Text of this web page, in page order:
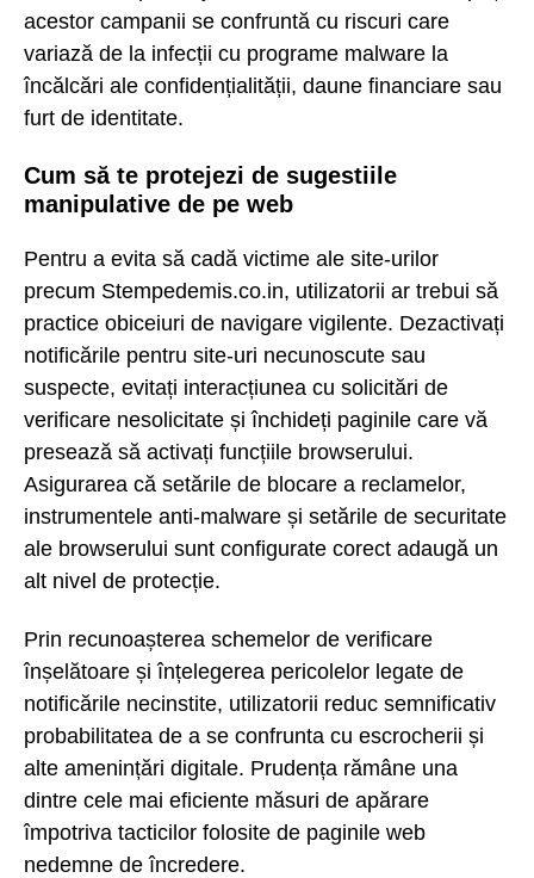
acestor campanii se confruntă cu riscuri care
variază de la infecții cu programe malware la
încălcări ale confidențialității, daune financiare sau
furt de identitate.
Cum să te protejezi de sugestiile
manipulative de pe web
Pentru a evita să cadă victime ale site-urilor
precum Stempedemis.co.in, utilizatorii ar trebui să
practice obiceiuri de navigare vigilente. Dezactivați
notificările pentru site-uri necunoscute sau
suspecte, evitați interacțiunea cu solicitări de
verificare nesolicitate și închideți paginile care vă
presează să activați funcțiile browserului.
Asigurarea că setările de blocare a reclamelor,
instrumentele anti-malware și setările de securitate
ale browserului sunt configurate corect adaugă un
alt nivel de protecție.
Prin recunoașterea schemelor de verificare
înșelătoare și înțelegerea pericolelor legate de
notificările necinstite, utilizatorii reduc semnificativ
probabilitatea de a se confrunta cu escrocherii și
alte amenințări digitale. Prudența rămâne una
dintre cele mai eficiente măsuri de apărare
împotriva tacticilor folosite de paginile web
nedemne de încredere.